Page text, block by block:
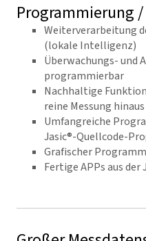
Programmierung
Weiterverarbeitung
(lokale Intelligenz)
Überwachungs- und
programmierbar
Nachhaltige
reine Messung hinaus
Umfangreiche
Jasic®-Quellcode-
Grafischer
Fertige APPs aus